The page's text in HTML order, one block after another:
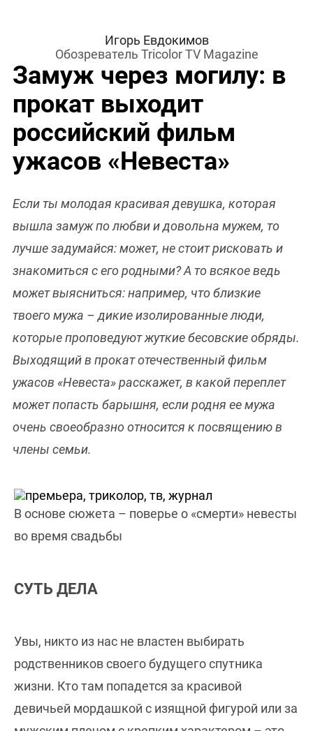
Игорь Евдокимов
Обозреватель Tricolor TV Magazine
Замуж через могилу: в
прокат выходит
российский фильм
ужасов «Невеста»
Если ты молодая красивая девушка, которая
вышла замуж по любви и довольна мужем, то
лучше задумайся: может, не стоит рисковать и
знакомиться с его родными? А то всякое ведь
может выясниться: например, что близкие
твоего мужа – дикие изолированные люди,
которые проповедуют жуткие бесовские обряды.
Выходящий в прокат отечественный фильм
ужасов «Невеста» расскажет, в какой переплет
может попасть барышня, если родня ее мужа
очень своеобразно относится к посвящению в
члены семьи.
В основе сюжета – поверье о «смерти» невесты
во время свадьбы
СУТЬ ДЕЛА
Увы, никто из нас не властен выбирать
родственников своего будущего спутника
жизни. Кто там попадется за красивой
девичьей мордашкой с изящной фигурой или за